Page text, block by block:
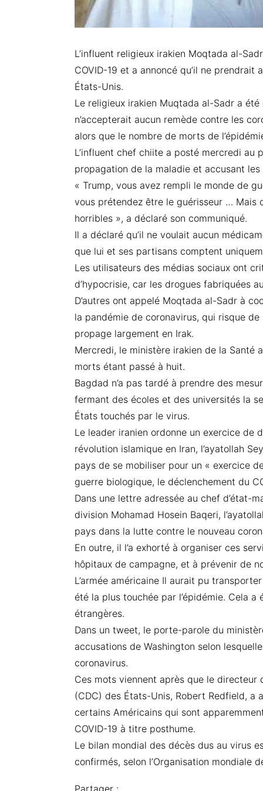
L’influent religieux irakien Moqtada al-
COVID-19 et a annoncé qu’il ne
États-Unis.
Le religieux irakien Muqtada al-Sadr a
n’accepterait aucun remède contre les
alors que le nombre de morts de
L’influent chef chiite a posté mercredi au
propagation de la maladie et accusant
« Trump, vous avez rempli le monde de
vous prétendez être le guérisseur … Mais
horribles », a déclaré son communiqué.
Il a déclaré qu’il ne voulait aucun
que lui et ses partisans comptent
Les utilisateurs des médias sociaux ont
d’hypocrisie, car les drogues fabriquées
D’autres ont appelé Moqtada al-Sadr à
la pandémie de coronavirus, qui risque
propage largement en Irak.
Mercredi, le ministère irakien de la Santé
morts étant passé à huit.
Bagdad n’a pas tardé à prendre des
fermant des écoles et des universités la
États touchés par le virus.
Le leader iranien ordonne un exercice de
révolution islamique en Iran, l’ayatollah
pays de se mobiliser pour un « exercice
guerre biologique, le déclenchement du
Dans une lettre adressée au chef d’état-
division Mohamad Hosein Baqeri,
pays dans la lutte contre le nouveau
En outre, il l’a exhorté à organiser ces
hôpitaux de campagne, et à prévenir de
L’armée américaine Il aurait pu
été la plus touchée par l’épidémie. Cela
étrangères.
Dans un tweet, le porte-parole du
accusations de Washington selon
coronavirus.
Ces mots viennent après que le directeur
(CDC) des États-Unis, Robert Redfield, a
certains Américains qui sont
COVID-19 à titre posthume.
Le bilan mondial des décès dus au virus
confirmés, selon l’Organisation mondiale
Partager :